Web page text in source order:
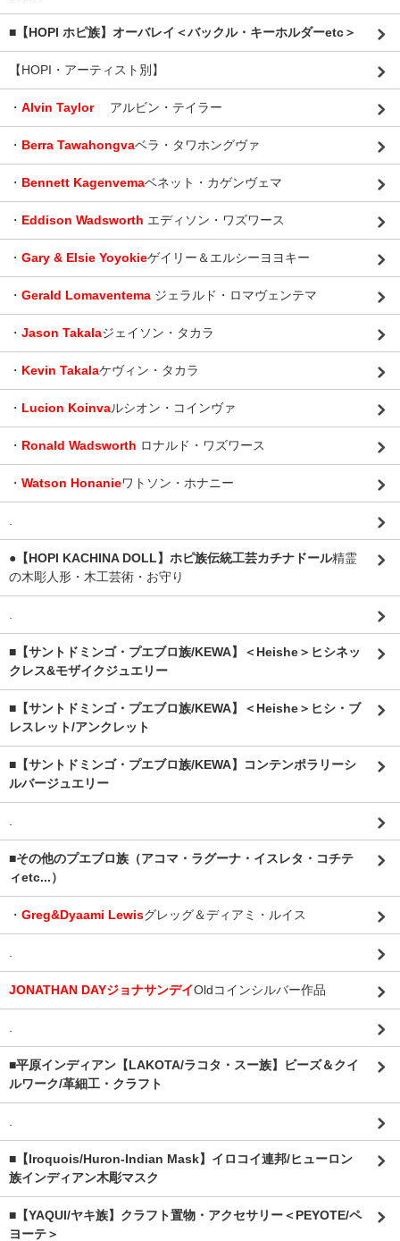
■【HOPI ホピ族】オーバレイ＜バックル・キーホルダーetc＞
【HOPI・アーティスト別】
・ Alvin Taylor アルビン・テイラー
・ Berra Tawahongvaベラ・タワホングヴァ
・ Bennett Kagenvemaベネット・カゲンヴェマ
・ Eddison Wadsworth エディソン・ワズワース
・ Gary & Elsie Yoyokieゲイリー＆エルシーヨヨキー
・ Gerald Lomaventema ジェラルド・ロマヴェンテマ
・ Jason Takalaジェイソン・タカラ
・ Kevin Takalaケヴィン・タカラ
・ Lucion Koinvaルシオン・コインヴァ
・ Ronald Wadsworth ロナルド・ワズワース
・ Watson Honanieワトソン・ホナニー
●【HOPI KACHINA DOLL】ホピ族伝統工芸カチナドール精霊
の木彫人形・木工芸術・お守り
■【サントドミンゴ・プエブロ族/KEWA】＜Heishe＞ヒシネッ
クレス&モザイクジュエリー
■【サントドミンゴ・プエブロ族/KEWA】＜Heishe＞ヒシ・ブ
レスレット/アンクレット
■【サントドミンゴ・プエブロ族/KEWA】コンテンポラリーシ
ルバージュエリー
■その他のプエブロ族（アコマ・ラグーナ・イスレタ・コチテ
ィetc...）
・ Greg&Dyaami Lewisグレッグ＆ディアミ・ルイス
JONATHAN DAYジョナサンデイOldコインシルバー作品
■平原インディアン【LAKOTA/ラコタ・スー族】ビーズ＆クイ
ルワーク/革細工・クラフト
■【Iroquois/Huron-Indian Mask】イロコイ連邦/ヒューロン
族インディアン木彫マスク
■【YAQUI/ヤキ族】クラフト置物・アクセサリー＜PEYOTE/ペ
ヨーテ＞